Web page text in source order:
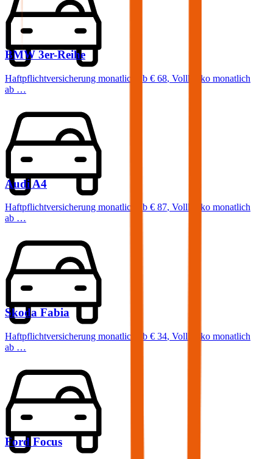
BMW 3er-Reihe
Haftpflichtversicherung monatlich ab € 68, Vollkasko monatlich
ab …
Audi A4
Haftpflichtversicherung monatlich ab € 87, Vollkasko monatlich
ab …
Skoda Fabia
Haftpflichtversicherung monatlich ab € 34, Vollkasko monatlich
ab …
Ford Focus